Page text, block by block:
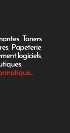
, Toners
, Papeterie
,logiciels,
,